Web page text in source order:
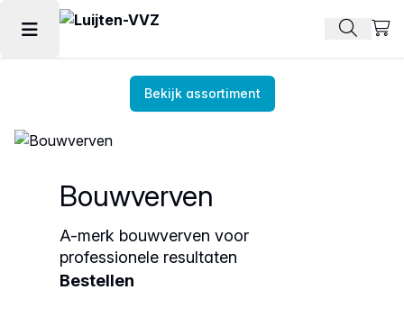
Hoofdmenu openen Zoek
Bekijk assortiment
Bouwverven
A-merk bouwverven voor
professionele resultaten
Bestellen